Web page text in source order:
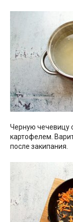
Черную чечевицу
картофелем.
после закипания.